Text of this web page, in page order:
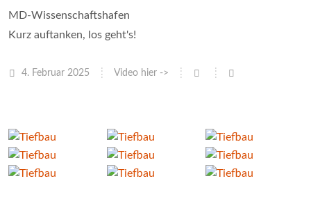
MD-Wissenschaftshafen
Kurz auftanken, los geht's!
4. Februar 2025 Video hier ->